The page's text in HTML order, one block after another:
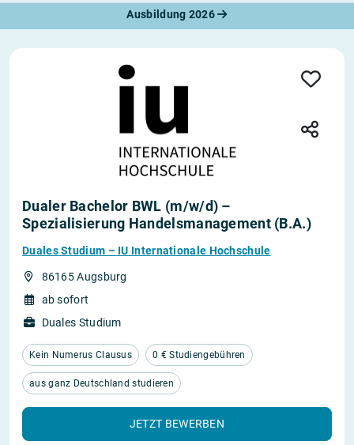
Ausbildung 2026
Dualer Bachelor BWL (m/w/d) –
Spezialisierung Handelsmanagement (B.A.)
Duales Studium – IU Internationale Hochschule
86165 Augsburg
ab sofort
Duales Studium
Kein Numerus Clausus 0 € Studiengebühren
aus ganz Deutschland studieren
JETZT BEWERBEN